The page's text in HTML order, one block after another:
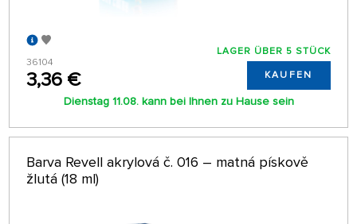
36104
3,36 €
LAGER ÜBER 5 STÜCK
KAUFEN
Dienstag 11.08. kann bei Ihnen zu Hause sein
Barva Revell akrylová č. 016 – matná pískově
žlutá (18 ml)